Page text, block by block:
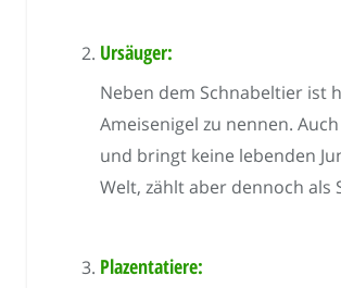
Ursäuger:
Neben dem Schnabeltier ist
Ameisenigel zu nennen.
und bringt keine lebenden
Welt, zählt aber dennoch als
Plazentatiere: